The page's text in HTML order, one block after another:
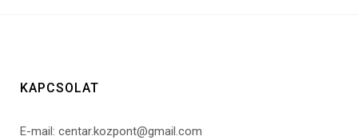
KAPCSOLAT
E-mail: centar.kozpont@gmail.com